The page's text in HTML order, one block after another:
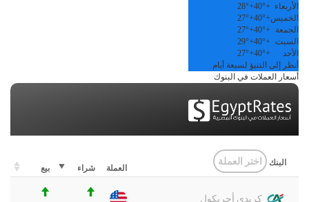
الأربعاء +
40°
+
28°
الخميس+
40°
+
27°
الجمعة
+
40°
+
27°
السبت +
40°
+
29°
الأحد
+
40°
+
27°
أنظر إلى التنبؤ لسبعة أيام
أسعار العملات في البنوك